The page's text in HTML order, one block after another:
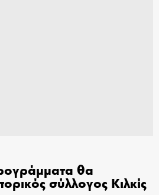
θα
σύλλογος Κιλκίς